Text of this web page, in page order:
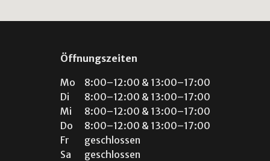
Öffnungszeiten
Mo
8:00–12:00 & 13:00–17:00
Di
8:00–12:00 & 13:00–17:00
Mi
8:00–12:00 & 13:00–17:00
Do
8:00–12:00 & 13:00–17:00
Fr
geschlossen
Sa
geschlossen